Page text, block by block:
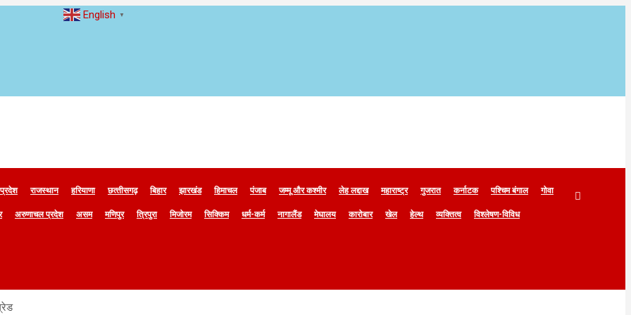
प्रदेश राजस्थान हरियाणा छत्‍तीसगढ़ बिहार झारखंड हिमाचल पंजाब जम्मू और कश्मीर लेह लद्दाख महाराष्ट्र गुजरात कर्नाटक पश्चिम बंगाल गोवा
अरुणाचल प्रदेश असम मणिपुर त्रिपुरा मिजोरम सिक्किम धर्म-कर्म नागालैंड मेघालय कारोबार खेल हेल्थ व्यक्तित्व विश्लेषण-विविध
English ▼